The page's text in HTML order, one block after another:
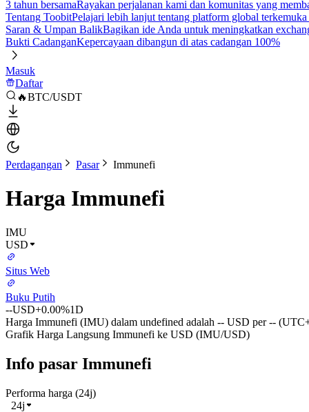
3 tahun bersamaRayakan perjalanan kami dan komunitas yang
Tentang ToobitPelajari lebih lanjut tentang platform global terkemuka
Saran & Umpan BalikBagikan ide Anda untuk meningkatkan
Bukti CadanganKepercayaan dibangun di atas cadangan 100%
Masuk
Daftar
🔥BTC/USDT
Perdagangan Pasar Immunefi
Harga Immunefi
IMU
USD
Situs Web
Buku Putih
--USD+0.00%1D
Harga Immunefi (IMU) dalam undefined adalah -- USD per --
Grafik Harga Langsung Immunefi ke USD (IMU/USD)
Info pasar Immunefi
Performa harga (24j)
24j